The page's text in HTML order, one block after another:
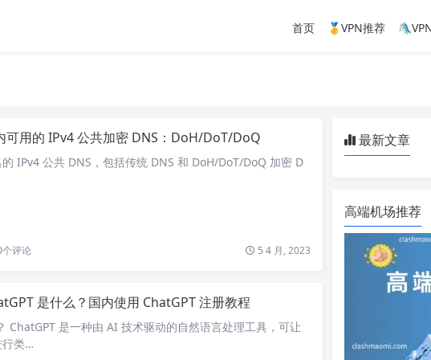
首页 🥇VPN推荐
可用的 IPv4 公共加密 DNS：DoH/DoT/DoQ
IPv4 公共 DNS，包括传统 DNS 和 DoH/DoT/DoQ 加密 D
个评论 5 4 月, 2023
是什么？国内使用 ChatGPT 注册教程
ChatGPT 是一种由 AI 技术驱动的自然语言处理工具，可让
行类…
最新文章
高端机场推荐